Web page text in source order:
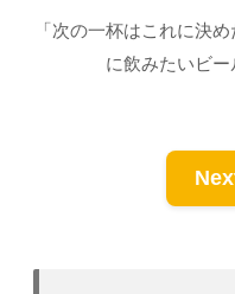
「次の一杯はこれに決
に飲みたいビー